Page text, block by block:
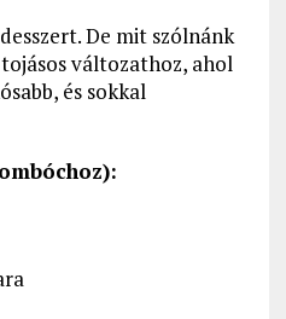
De mit szólnánk
változathoz, ahol
és sokkal